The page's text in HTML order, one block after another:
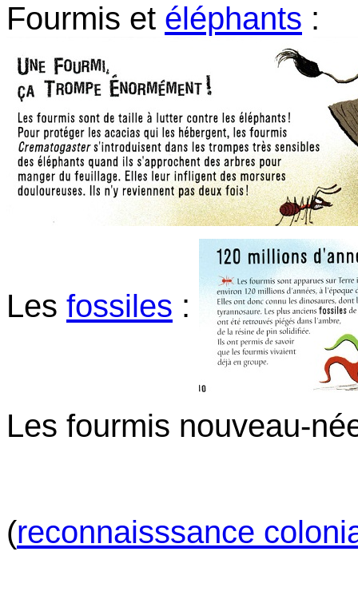
Fourmis et éléphants :
Les fossiles :
Les fourmis nouveau-
(reconnaisssance